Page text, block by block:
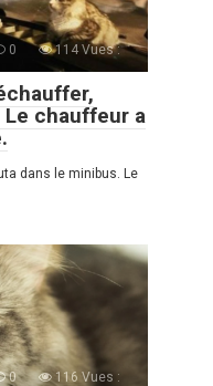
0 114 Vues :
chauffeur a
dans le minibus. Le
0 116 Vues :